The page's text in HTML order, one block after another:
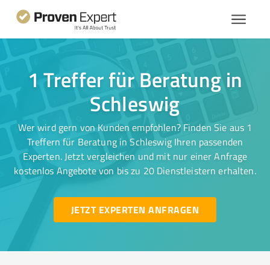
1 Treffer für Beratung in
Schleswig
Wer wird gern von Kunden empfohlen? Finden Sie aus 1
Treffern für Beratung in Schleswig Ihren passenden
Experten. Jetzt vergleichen und mit nur einer Anfrage
kostenlos Angebote von bis zu 20 Dienstleistern erhalten.
JETZT EXPERTEN ANFRAGEN